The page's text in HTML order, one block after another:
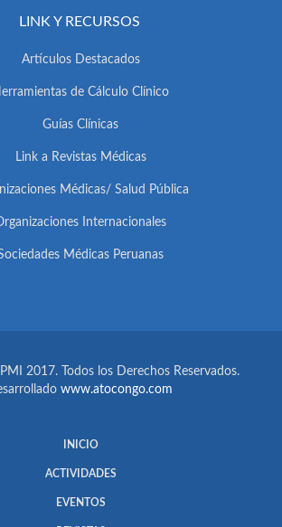
LINK Y RECURSOS
Artículos Destacados
de Cálculo Clínico
Guías Clínicas
Link a Revistas Médicas
Médicas/ Salud Pública
Internacionales
Médicas Peruanas
2017. Todos los Derechos Reservados.
www.atocongo.com
INICIO
ACTIVIDADES
EVENTOS